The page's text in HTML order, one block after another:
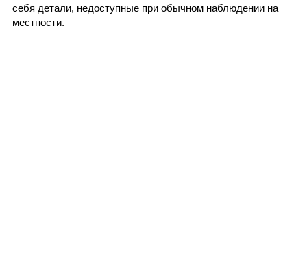
себя детали, недоступные при обычном наблюдении на
местности.